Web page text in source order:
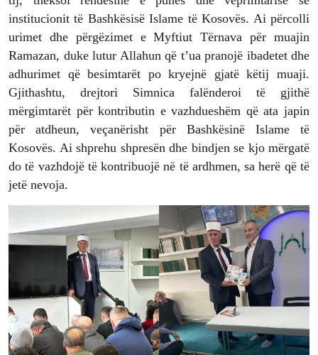
institucionit të Bashkësisë Islame të Kosovës. Ai përcolli
urimet dhe përgëzimet e Myftiut Tërnava për muajin
Ramazan, duke lutur Allahun që t’ua pranojë ibadetet dhe
adhurimet që besimtarët po kryejnë gjatë këtij muaji.
Gjithashtu, drejtori Simnica falënderoi të gjithë
mërgimtarët për kontributin e vazhdueshëm që ata japin
për atdheun, veçanërisht për Bashkësinë Islame të
Kosovës. Ai shprehu shpresën dhe bindjen se kjo mërgatë
do të vazhdojë të kontribuojë në të ardhmen, sa herë që të
jetë nevoja.